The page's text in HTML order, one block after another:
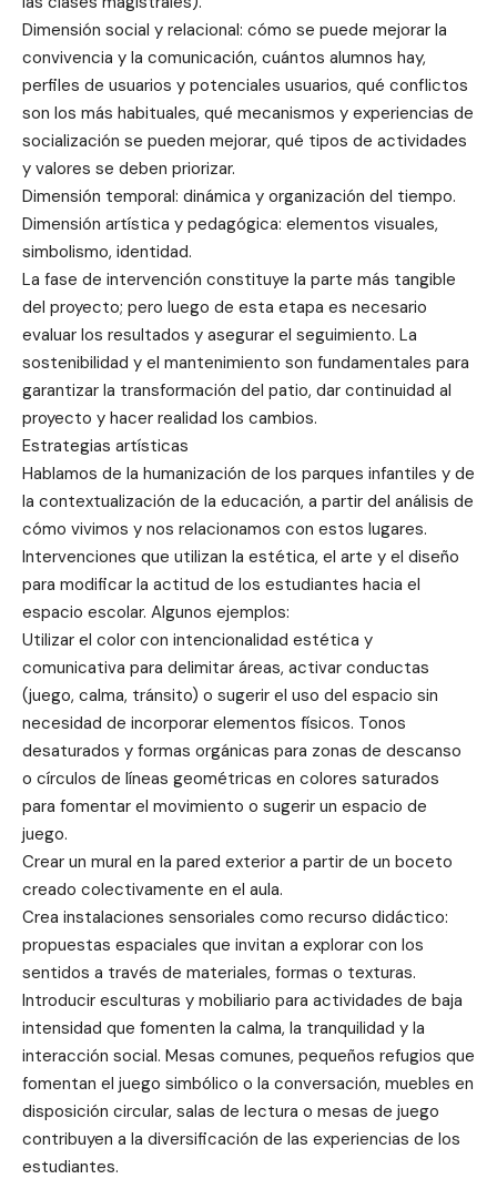
Dimensión social y relacional: cómo se puede mejorar la
convivencia y la comunicación, cuántos alumnos hay,
perfiles de usuarios y potenciales usuarios, qué conflictos
son los más habituales, qué mecanismos y experiencias de
socialización se pueden mejorar, qué tipos de actividades
y valores se deben priorizar.
Dimensión temporal: dinámica y organización del tiempo.
Dimensión artística y pedagógica: elementos visuales,
simbolismo, identidad.
La fase de intervención constituye la parte más tangible
del proyecto; pero luego de esta etapa es necesario
evaluar los resultados y asegurar el seguimiento. La
sostenibilidad y el mantenimiento son fundamentales para
garantizar la transformación del patio, dar continuidad al
proyecto y hacer realidad los cambios.
Estrategias artísticas
Hablamos de la humanización de los parques infantiles y de
la contextualización de la educación, a partir del análisis de
cómo vivimos y nos relacionamos con estos lugares.
Intervenciones que utilizan la estética, el arte y el diseño
para modificar la actitud de los estudiantes hacia el
espacio escolar. Algunos ejemplos:
Utilizar el color con intencionalidad estética y
comunicativa para delimitar áreas, activar conductas
(juego, calma, tránsito) o sugerir el uso del espacio sin
necesidad de incorporar elementos físicos. Tonos
desaturados y formas orgánicas para zonas de descanso
o círculos de líneas geométricas en colores saturados
para fomentar el movimiento o sugerir un espacio de
juego.
Crear un mural en la pared exterior a partir de un boceto
creado colectivamente en el aula.
Crea instalaciones sensoriales como recurso didáctico:
propuestas espaciales que invitan a explorar con los
sentidos a través de materiales, formas o texturas.
Introducir esculturas y mobiliario para actividades de baja
intensidad que fomenten la calma, la tranquilidad y la
interacción social. Mesas comunes, pequeños refugios que
fomentan el juego simbólico o la conversación, muebles en
disposición circular, salas de lectura o mesas de juego
contribuyen a la diversificación de las experiencias de los
estudiantes.